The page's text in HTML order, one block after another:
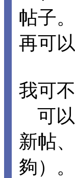
帖子
再可
我可
可以
新帖
夠）